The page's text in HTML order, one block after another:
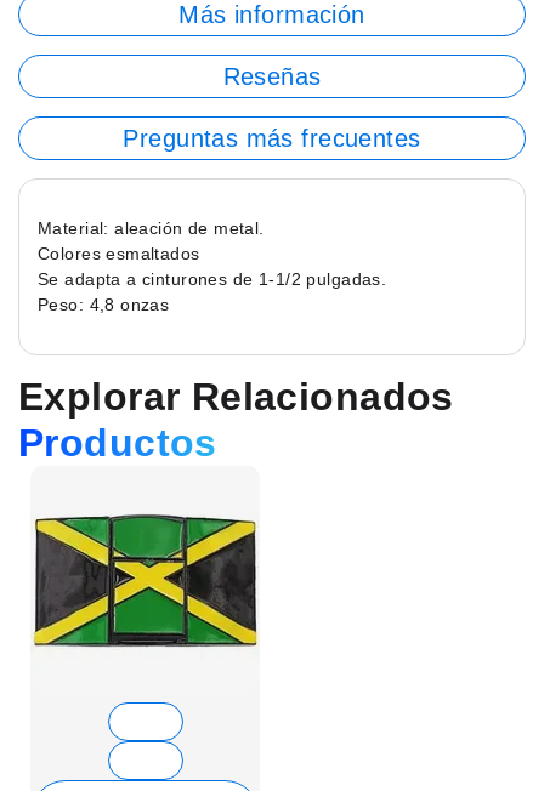
Más información
Reseñas
Preguntas más frecuentes
Material: aleación de metal.
Colores esmaltados
Se adapta a cinturones de 1-1/2 pulgadas.
Peso: 4,8 onzas
Explorar Relacionados
Productos